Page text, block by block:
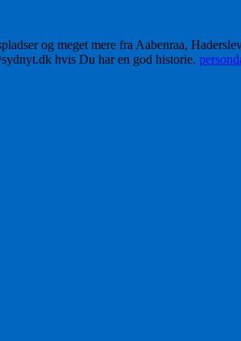
og meget mere fra Aabenraa,
hvis Du har en god historie.